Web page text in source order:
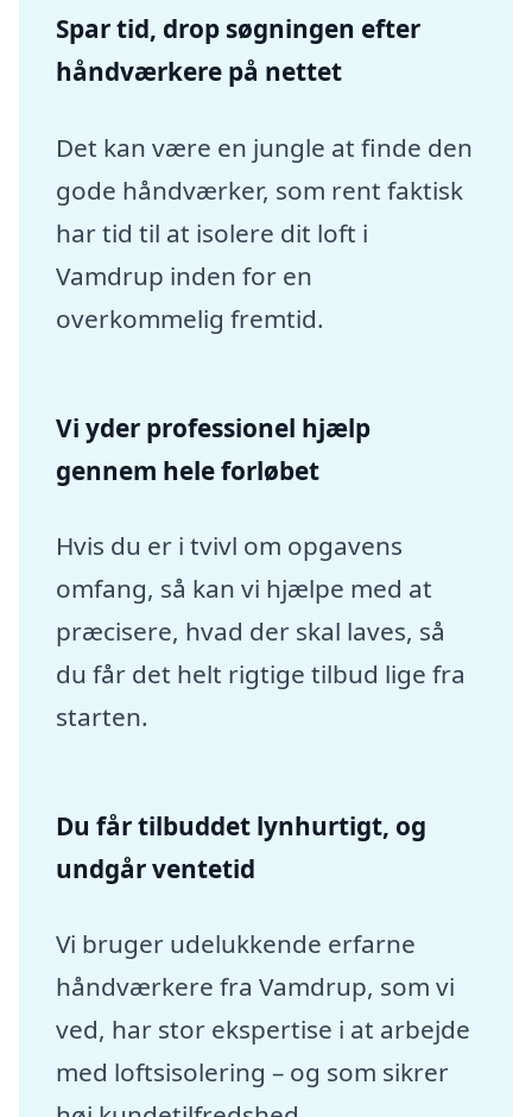
Spar tid, drop søgningen efter
håndværkere på nettet
Det kan være en jungle at finde den
gode håndværker, som rent faktisk
har tid til at isolere dit loft i
Vamdrup inden for en
overkommelig fremtid.
Vi yder professionel hjælp
gennem hele forløbet
Hvis du er i tvivl om opgavens
omfang, så kan vi hjælpe med at
præcisere, hvad der skal laves, så
du får det helt rigtige tilbud lige fra
starten.
Du får tilbuddet lynhurtigt, og
undgår ventetid
Vi bruger udelukkende erfarne
håndværkere fra Vamdrup, som vi
ved, har stor ekspertise i at arbejde
med loftsisolering – og som sikrer